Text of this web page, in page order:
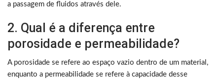
a passagem de fluidos através dele.
2. Qual é a diferença entre
porosidade e permeabilidade?
A porosidade se refere ao espaço vazio dentro de um material,
enquanto a permeabilidade se refere à capacidade desse